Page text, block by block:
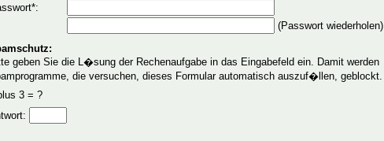
(Passwort wiederholen)
geben Sie die L�sung der Rechenaufgabe in das Eingabefeld ein. Damit werden
die versuchen, dieses Formular automatisch auszuf�llen, geblockt.
3 = ?